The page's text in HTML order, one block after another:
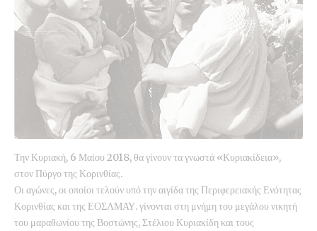
Την Κυριακή, 6 Μαίου 2018, θα γίνουν τα γνωστά «Κυριακίδεια»,
στον Πύργο της Κορινθίας.
Οι αγώνες, οι οποίοι τελούν υπό την αιγίδα της Περιφερειακής Ενότητας
Κορινθίας και της ΕΟΣΛΜΑΥ. γίνονται στη μνήμη του μεγάλου νικητή
του μαραθωνίου της Βοστώνης, Στέλιου Κυριακίδη και τους